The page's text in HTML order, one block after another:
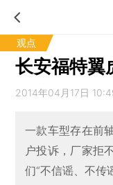
观点
长安福特翼
2014年04月17日
一款车型存在前
户投诉，厂家拒
们“不信谣、不传